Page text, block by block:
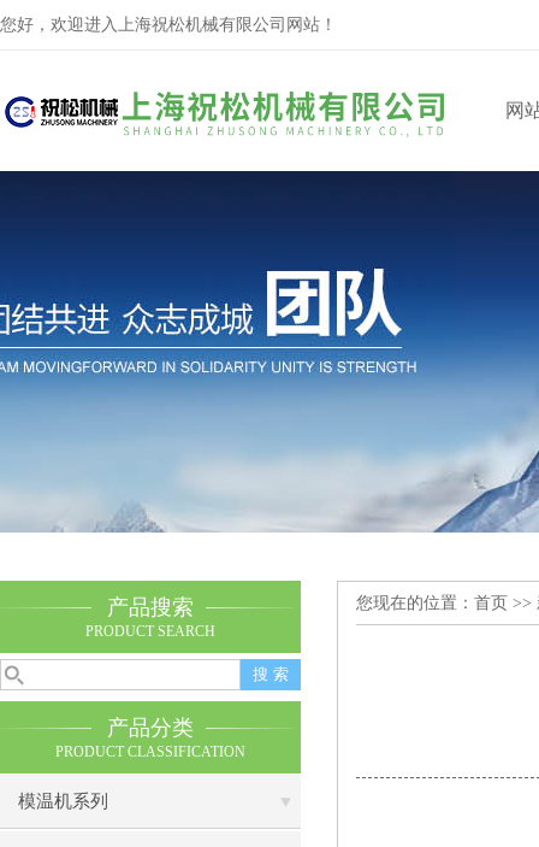
您好，欢迎进入上海祝松机械有限公司网站！
网
产品搜索
PRODUCT SEARCH
产品分类
PRODUCT CLASSIFICATION
模温机系列
您现在的位置： 首页 >>